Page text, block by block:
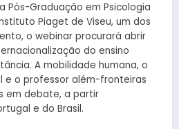
Pós-Graduação em Psicologia
Piaget de Viseu, um dos
o webinar procurará abrir
do ensino
A mobilidade humana, o
e o professor além-fronteiras
em debate, a partir
e do Brasil.